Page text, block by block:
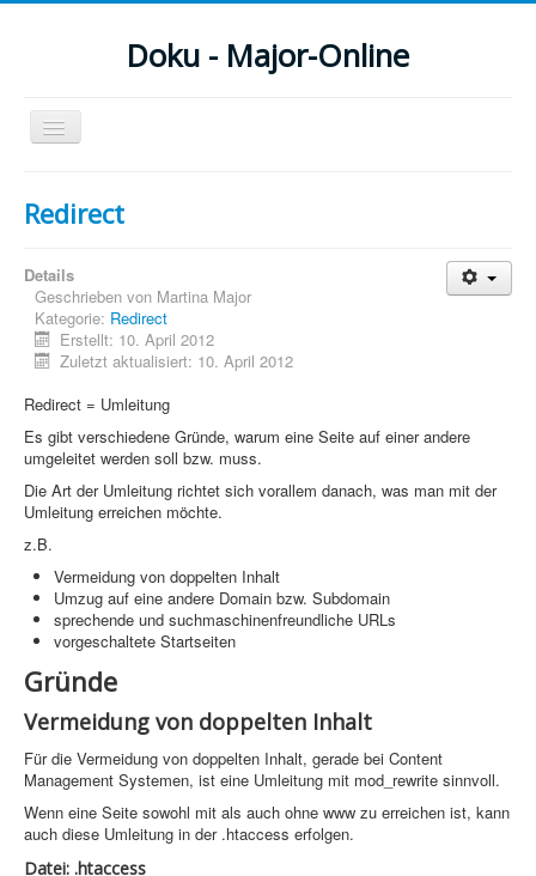
Doku - Major-Online
Navigation
an/aus
PovRay
PHP
Webdesign
CMS
Grafik
JavaScript
PovRay +
Home
PovRay
PHP
Webdesign
CMS
Grafik
Redirect
Details
Geschrieben von Martina Major
Kategorie: Redirect
Erstellt: 10. April 2012
Zuletzt aktualisiert: 10. April 2012
Redirect = Umleitung
Es gibt verschiedene Gründe, warum eine Seite auf einer andere
umgeleitet werden soll bzw. muss.
Die Art der Umleitung richtet sich vorallem danach, was man mit der
Umleitung erreichen möchte.
z.B.
Vermeidung von doppelten Inhalt
Umzug auf eine andere Domain bzw. Subdomain
sprechende und suchmaschinenfreundliche URLs
vorgeschaltete Startseiten
Gründe
Vermeidung von doppelten Inhalt
Für die Vermeidung von doppelten Inhalt, gerade bei Content
Management Systemen, ist eine Umleitung mit mod_rewrite sinnvoll.
Wenn eine Seite sowohl mit als auch ohne www zu erreichen ist, kann
auch diese Umleitung in der .htaccess erfolgen.
Datei: .htaccess